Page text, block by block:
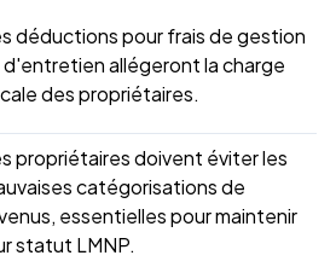
déductions pour frais de gestion
allégeront la charge
des propriétaires.
propriétaires doivent éviter les
catégorisations de
essentielles pour maintenir
statut LMNP.